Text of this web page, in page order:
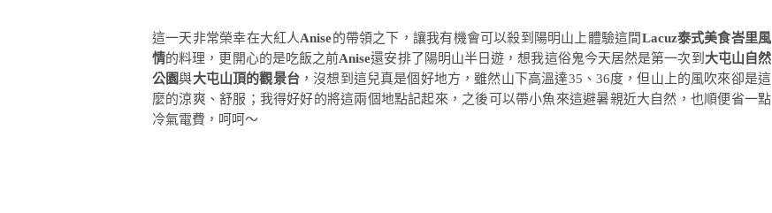
這一天非常榮幸在大紅人Anise的帶領之下，讓我有機會可以殺到陽明山上體驗這間Lacuz泰式美食峇里風
情的料理，更開心的是吃飯之前Anise還安排了陽明山半日遊，想我這俗鬼今天居然是第一次到 大屯山自然
公園與大屯山頂的觀景台，沒想到這兒真是個好地方，雖然山下高溫達35、36度，但山上的風吹來卻是這
麼的涼爽、舒服；我得好好的將這兩個地點記起來，之後可以帶小魚來這避暑親近大自然，也順便省一點
冷氣電費，呵呵～